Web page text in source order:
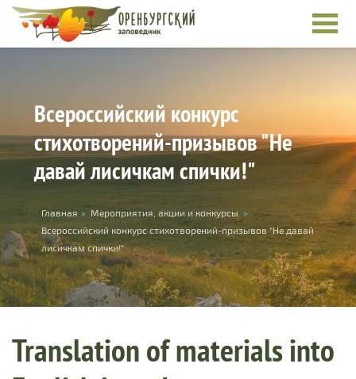
Skip to main content
Всероссийский конкурс
стихотворений-призывов "Не
давай лисичкам спички!"
You are here
Главная » Мероприятия, акции и конкурсы »
Всероссийский конкурс стихотворений-призывов "Не давай
лисичкам спички!"
Translation of materials into